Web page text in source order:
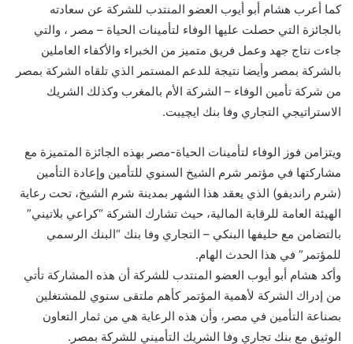
كما أعرب هشام أبو أيوب العضو المنتدب للشركة عن سعادته
بالجائزة التي حصلت عليها الوفاء لتأمينات الحياة – مصر ، والتي
جاءت نتاج جهد وعمل فريق متميز من الخبراء والأكفاء العاملين
بالشركة بمصر وأيضا نتيجة للدعم المستمر الذي تلقاه الشركة بمصر
من شركة تأمين الوفاء – الشركة الأم بالمغرب وكذلك الشريك
الاستراتيجي التجاري وفا بنك ايچيبت.
ويتزامن فوز الوفاء لتأمينات الحياة-مصر بهذه الجائزة المتميزة مع
مشاركتها في مؤتمر شرم الشيخ السنوي للتأمين وإعادة التأمين
(شرم رانديفو) الذي يعقد هذا الشهر بمدينة شرم الشيخ، تحت رعاية
الهيئة العامة للرقابة المالية، حيث تشارك الشركة “كراعي بلاتيني”
بالتضامن مع حليفها البنكي – التجاري وفا بنك “البنك الرسمي
للمؤتمر” في هذا الحدث الهام.
وأكد هشام أبو أيوب العضو المنتدب للشركة أن هذه المشاركة تأتي
من إدراك الشركة لأهمية المؤتمر كأهم ملتقى سنوي للمشتغلين
بصناعة التأمين في مصر، وأن هذه الرعاية هي من ثمار التعاون
الوثيق مع بنك تجاري وفا الشريك التأميني للشركة بمصر.